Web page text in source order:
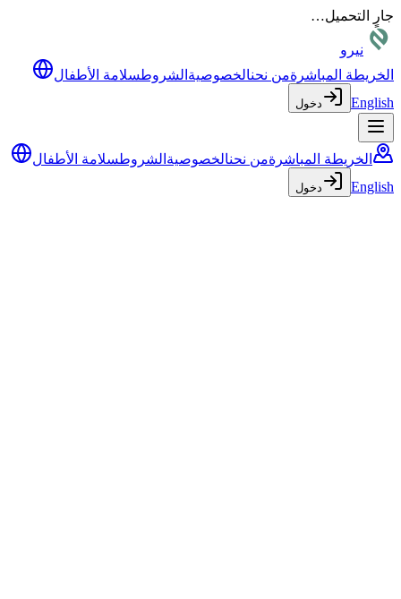
جارٍ التحميل…
نيرو
الخريطة المباشرةمن نحنالخصوصية الشروطسلامة الأطفال
English
دخول
الخريطة المباشرةمن نحنالخصوصية الشروطسلامة الأطفال
English
دخول